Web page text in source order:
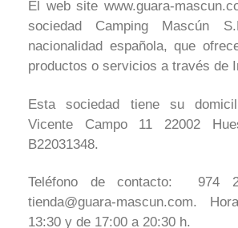
El web site www.guara-
sociedad Camping Mascún
nacionalidad española, que
productos o servicios a través de
Esta sociedad tiene su
Vicente Campo 11 22002
B22031348.
Teléfono de contacto: 974
tienda@guara-mascun.com.
13:30 y de 17:00 a 20:30 h.